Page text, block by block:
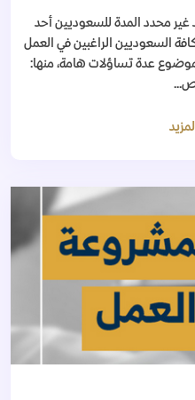
غير محدد المدة للسعوديين أحد
السعوديين الراغبين في العمل
عدة تساؤلات هامة، منها: